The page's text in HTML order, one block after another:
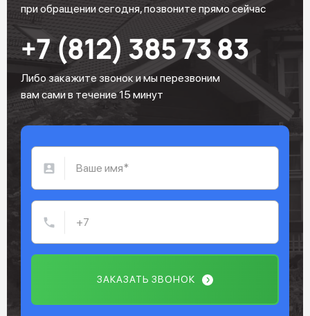
при обращении сегодня, позвоните прямо сейчас
+7 (812) 385 73 83
Либо закажите звонок и мы перезвоним
вам сами в течение 15 минут
ЗАКАЗАТЬ ЗВОНОК